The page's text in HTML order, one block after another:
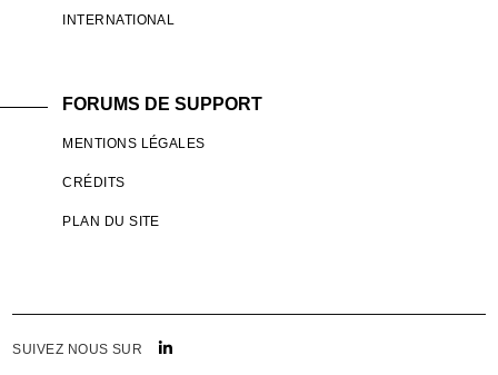
INTERNATIONAL
FORUMS DE SUPPORT
MENTIONS LÉGALES
CRÉDITS
PLAN DU SITE
SUIVEZ NOUS SUR